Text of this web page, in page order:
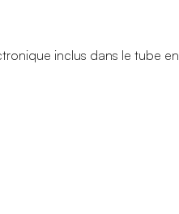
inclus dans le tube en